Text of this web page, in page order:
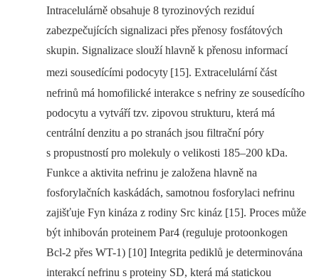
Intracelulárně obsahuje 8 tyrozinových reziduí
zabezpečujících signalizaci přes přenosy fosfátových
skupin. Signalizace slouží hlavně k přenosu informací
mezi sousedícími podocyty [15]. Extracelulární část
nefrinů má homofilické interakce s nefriny ze sousedícího
podocytu a vytváří tzv. zipovou strukturu, která má
centrální denzitu a po stranách jsou filtrační póry
s propustností pro molekuly o velikosti 185–200 kDa.
Funkce a aktivita nefrinu je založena hlavně na
fosforylačních kaskádách, samotnou fosforylaci nefrinu
zajišťuje Fyn kináza z rodiny Src kináz [15]. Proces může
být inhibován proteinem Par4 (reguluje protoonkogen
Bcl-2 přes WT-1) [10] Integrita pediklů je determinována
interakcí nefrinu s proteiny SD, která má statickou